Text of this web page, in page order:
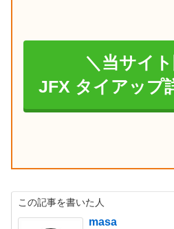
＼当サイ
JFX タイアップ
この記事を書いた人
masa